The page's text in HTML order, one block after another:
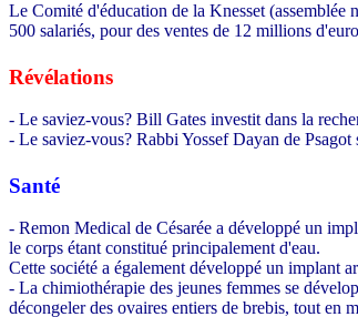
Le Comité d'éducation de la Knesset
500 salariés, pour des ventes de 12 millions
Révélations
- Le saviez-vous? Bill Gates investit dans la
- Le saviez-vous? Rabbi Yossef Dayan de
Santé
- Remon Medical de Césarée a développé un
le corps étant constitué principalement d'eau.
Cette société a également développé un implant
- La chimiothérapie des jeunes femmes se
décongeler des ovaires entiers de brebis, tout en